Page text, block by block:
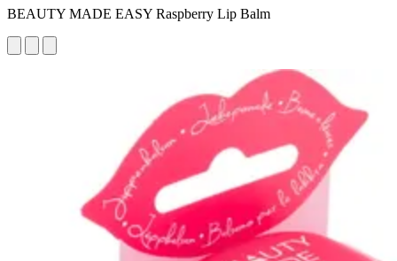
BEAUTY MADE EASY Raspberry Lip Balm